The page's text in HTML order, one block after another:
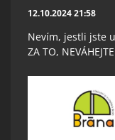
12.10.2024 21:58
Nevím, jestli jste
ZA TO,